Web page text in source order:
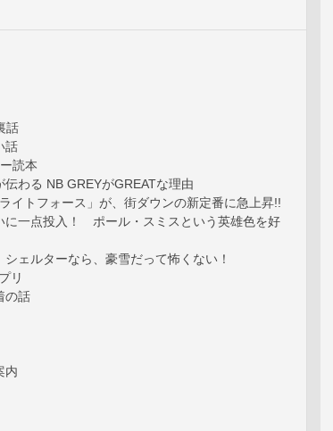
話
話
読本
わる NB GREYがGREATな理由
イトフォース」が、街ダウンの新定番に急上昇!!
に一点投入！ ポール・スミスという英雄色を好
ェルターなら、豪雪だって怖くない！
リ
の話
内